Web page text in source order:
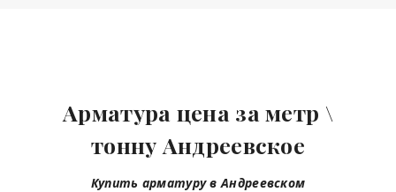
Арматура цена за метр \
тонну Андреевское
Купить арматуру в Андреевском